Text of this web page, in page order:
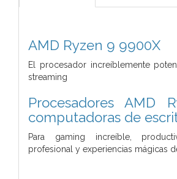
AMD Ryzen 9 9900X
El procesador increíblemente
streaming
Procesadores AMD
computadoras de
Para gaming increíble,
profesional y experiencias mágicas